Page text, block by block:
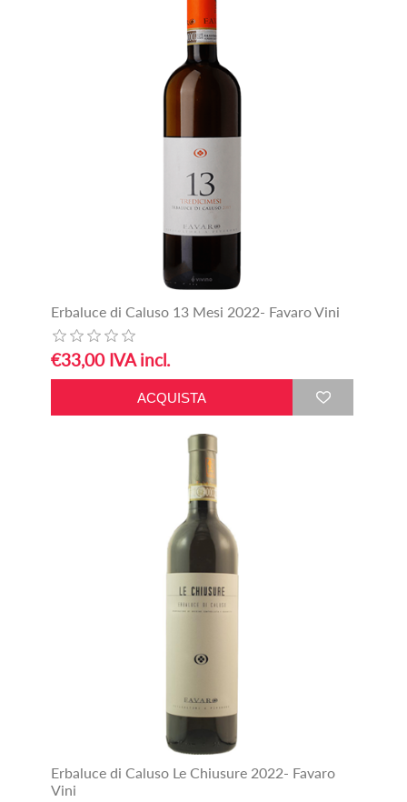
Erbaluce di Caluso 13 Mesi 2022- Favaro Vini
€33,00 IVA incl.
Erbaluce di Caluso Le Chiusure 2022- Favaro
Vini